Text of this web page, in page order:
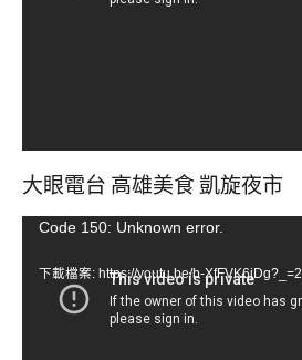
大眼電台 高雄美食 凱旋夜市
視Code 150: Unknown error.
下載檔案: https://youtu.be/b-XfFVK6jDg?_=2